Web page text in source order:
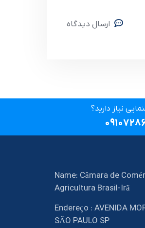
ارسال دیدگاه
نیاز دارید؟
Name: Câmara de
Agricultura Brasil-Irã
Endereço : AVENIDA
SÃO PAULO SP